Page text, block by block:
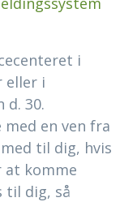
i
eller i
d. 30.
en ven fra
til dig, hvis
at komme
til dig, så